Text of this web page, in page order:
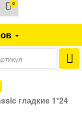
0
гладкие 1*24